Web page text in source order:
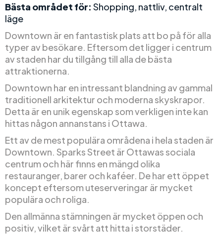
Bästa området för: Shopping, nattliv, centralt
läge
Downtown är en fantastisk plats att bo på för alla
typer av besökare. Eftersom det ligger i centrum
av staden har du tillgång till alla de bästa
attraktionerna.
Downtown har en intressant blandning av gammal
traditionell arkitektur och moderna skyskrapor.
Detta är en unik egenskap som verkligen inte kan
hittas någon annanstans i Ottawa.
Ett av de mest populära områdena i hela staden är
Downtown. Sparks Street är Ottawas sociala
centrum och här finns en mängd olika
restauranger, barer och kaféer. De har ett öppet
koncept eftersom uteserveringar är mycket
populära och roliga.
Den allmänna stämningen är mycket öppen och
positiv, vilket är svårt att hitta i storstäder.